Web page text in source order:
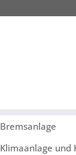
Bremsanlage
Klimaanlage und